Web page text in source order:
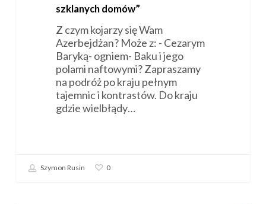
szklanych domów”
Z czym kojarzy się Wam
Azerbejdżan? Może z: - Cezarym
Baryką- ogniem- Baku i jego
polami naftowymi? Zapraszamy
na podróż po kraju pełnym
tajemnic i kontrastów. Do kraju
gdzie wielbłądy…
Szymon Rusin 0